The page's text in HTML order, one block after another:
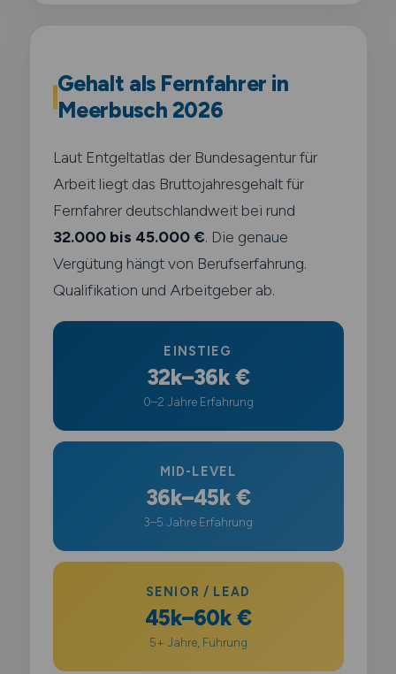
Gehalt als Fernfahrer in
Meerbusch 2026
Laut Entgeltatlas der Bundesagentur für
Arbeit liegt das Bruttojahresgehalt für
Fernfahrer deutschlandweit bei rund
32.000 bis 45.000 €. Die genaue
Vergütung hängt von Berufserfahrung.
Qualifikation und Arbeitgeber ab.
EINSTIEG
32k–36k €
0–2 Jahre Erfahrung
MID-LEVEL
36k–45k €
3–5 Jahre Erfahrung
SENIOR / LEAD
45k–60k €
5+ Jahre, Führung